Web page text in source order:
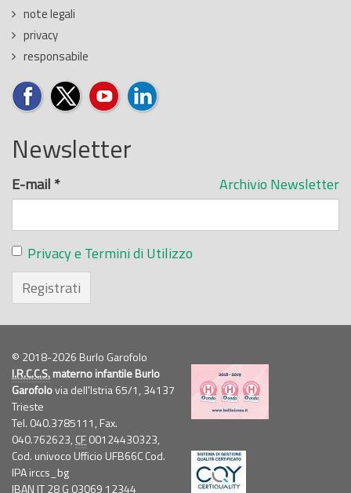
note legali
privacy
responsabile
Newsletter
Archivio Newsletter
E-mail *
Privacy e Termini di Utilizzo
Registrati
© 2018-2026 Burlo Garofolo
I.R.C.C.S.materno infantile Burlo
Garofolovia dell'Istria 65/1, 34137
Trieste
Tel. 040.3785111, Fax.
040.762623, CF00124430323,
Cod. univoco Ufficio UFB66C Cod.
IPA irccs_bg
IBAN IT 28 G 03069 12344